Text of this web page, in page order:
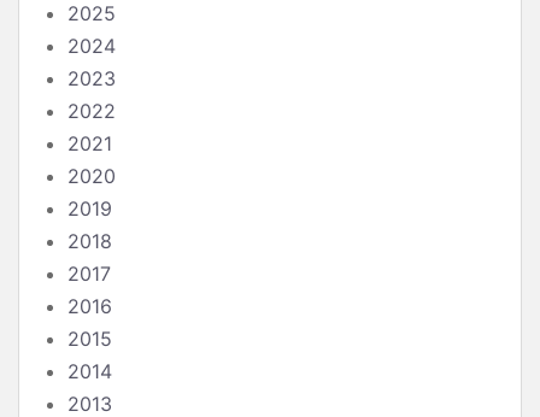
2025
2024
2023
2022
2021
2020
2019
2018
2017
2016
2015
2014
2013